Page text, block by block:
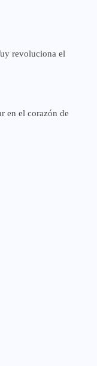
revoluciona el
en el corazón de